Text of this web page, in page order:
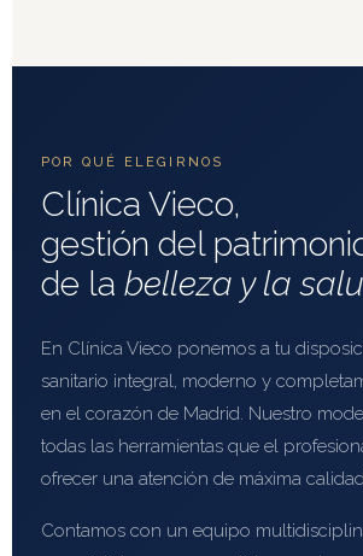
POR QUÉ ELEGIRNOS
Clínica Vieco,
gestión del
de la belleza y la
En Clínica Vieco ponemos a tu
sanitario integral, moderno y
en el corazón de Madrid. Nuestro
todas las herramientas que el
ofrecer una atención de máxima
Contamos con un equipo